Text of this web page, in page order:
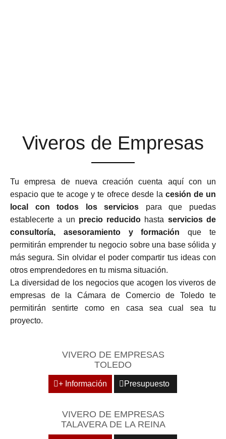
Viveros de Empresas
Tu empresa de nueva creación cuenta aquí con un
espacio que te acoge y te ofrece desde la cesión de un
local con todos los servicios para que puedas
establecerte a un precio reducido hasta servicios de
consultoría, asesoramiento y formación que te
permitirán emprender tu negocio sobre una base sólida y
más segura. Sin olvidar el poder compartir tus ideas con
otros emprendedores en tu misma situación.
La diversidad de los negocios que acogen los viveros de
empresas de la Cámara de Comercio de Toledo te
permitirán sentirte como en casa sea cual sea tu
proyecto.
VIVERO DE EMPRESAS
TOLEDO
+ Información Presupuesto
VIVERO DE EMPRESAS
TALAVERA DE LA REINA